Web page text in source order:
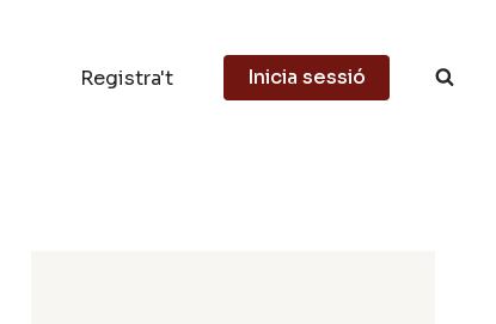
Registra't Inicia sessió